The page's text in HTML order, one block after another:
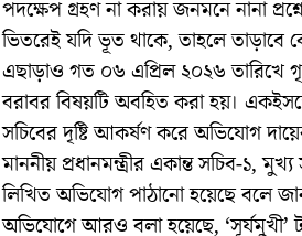
পদক্ষেপ গ্রহণ না করায় জনমনে নানা
ভিতরেই যদি ভূত থাকে, তাহলে তাড়াবে
এছাড়াও গত ০৬ এপ্রিল ২০২৬ তারিখে
বরাবর বিষয়টি অবহিত করা হয়।
সচিবের দৃষ্টি আকর্ষণ করে অভিযোগ
মাননীয় প্রধানমন্ত্রীর একান্ত সচিব-১,
লিখিত অভিযোগ পাঠানো হয়েছে বলে
অভিযোগে আরও বলা হয়েছে, ‘সূর্যমুখী’